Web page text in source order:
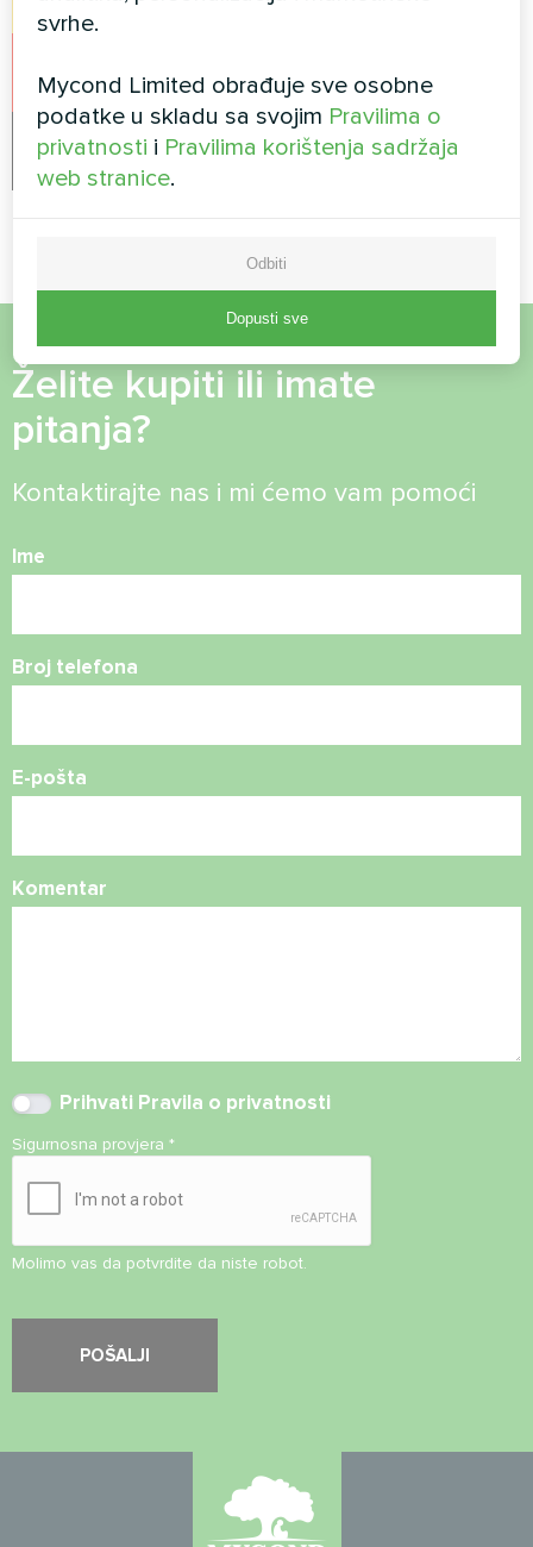
YouTube
LinkedIn
Želite kupiti ili imate
pitanja?
Kontaktirajte nas i mi ćemo vam pomoći
Ime
Broj telefona
E-pošta
Komentar
Prihvati Pravila o privatnosti
Sigurnosna provjera *
Molimo vas da potvrdite da niste robot.
svrhe.
Mycond Limited obrađuje sve osobne
podatke u skladu sa svojim Pravilima o
privatnosti i Pravilima korištenja sadržaja
web stranice.
Odbiti
Dopusti sve